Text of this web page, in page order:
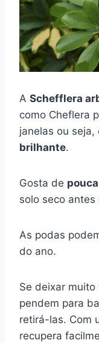
A Schefflera
como Cheflera
janelas ou
brilhante.
Gosta de pouca
solo seco
As podas
do ano.
Se deixar
pendem para
retirá-las. Com
recupera